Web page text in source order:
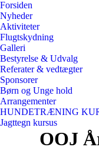
Forsiden
Nyheder
Aktiviteter
Flugtskydning
Galleri
Bestyrelse & Udvalg
Referater & vedtægter
Sponsorer
Børn og Unge hold
Arrangementer
HUNDETRÆNING
Jagttegn kursus
OOJ